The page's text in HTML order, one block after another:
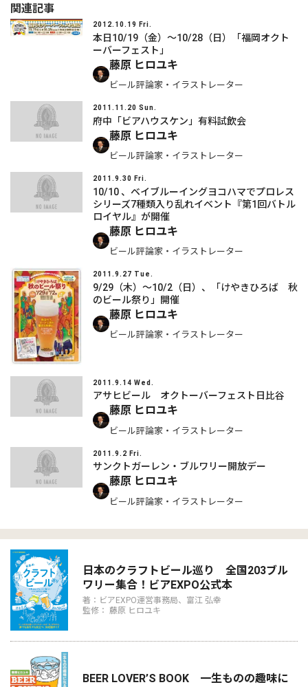
関連記事
2012.10.19 Fri.
本日10/19（金）～10/28（日）「福岡オクト
ーバーフェスト」
藤原 ヒロユキ
ビール評論家・イラストレーター
2011.11.20 Sun.
府中「ビアハウスケン」有料試飲会
藤原 ヒロユキ
ビール評論家・イラストレーター
2011.9.30 Fri.
10/10 、ベイブルーイングヨコハマでプロレス
シリーズ7種類入り乱れイベント『第1回バトル
ロイヤル』が開催
藤原 ヒロユキ
ビール評論家・イラストレーター
2011.9.27 Tue.
9/29（木）～10/2（日）、「けやきひろば 秋
のビール祭り」開催
藤原 ヒロユキ
ビール評論家・イラストレーター
2011.9.14 Wed.
アサヒビール オクトーバーフェスト日比谷
藤原 ヒロユキ
ビール評論家・イラストレーター
2011.9.2 Fri.
サンクトガーレン・ブルワリー開放デー
藤原 ヒロユキ
ビール評論家・イラストレーター
日本のクラフトビール巡り 全国203ブル
ワリー集合！ビアEXPO公式本
著：ビアEXPO運営事務局、富江 弘幸
監修： 藤原 ヒロユキ
BEER LOVER’S BOOK 一生ものの趣味に